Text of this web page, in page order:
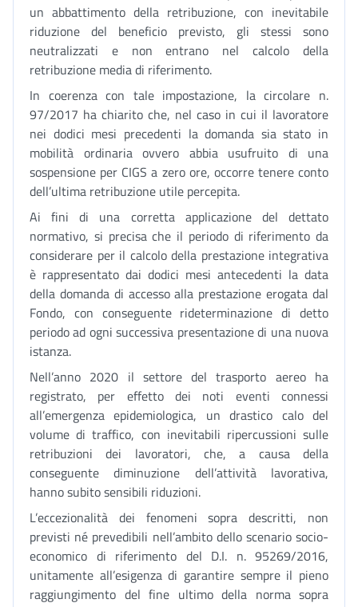
un abbattimento della retribuzione, con inevitabile
riduzione del beneficio previsto, gli stessi sono
neutralizzati e non entrano nel calcolo della
retribuzione media di riferimento.
In coerenza con tale impostazione, la circolare n.
97/2017 ha chiarito che, nel caso in cui il lavoratore
nei dodici mesi precedenti la domanda sia stato in
mobilità ordinaria ovvero abbia usufruito di una
sospensione per CIGS a zero ore, occorre tenere conto
dell’ultima retribuzione utile percepita.
Ai fini di una corretta applicazione del dettato
normativo, si precisa che il periodo di riferimento da
considerare per il calcolo della prestazione integrativa
è rappresentato dai dodici mesi antecedenti la data
della domanda di accesso alla prestazione erogata dal
Fondo, con conseguente rideterminazione di detto
periodo ad ogni successiva presentazione di una nuova
istanza.
Nell’anno 2020 il settore del trasporto aereo ha
registrato, per effetto dei noti eventi connessi
all’emergenza epidemiologica, un drastico calo del
volume di traffico, con inevitabili ripercussioni sulle
retribuzioni dei lavoratori, che, a causa della
conseguente diminuzione dell’attività lavorativa,
hanno subito sensibili riduzioni.
L’eccezionalità dei fenomeni sopra descritti, non
previsti né prevedibili nell’ambito dello scenario socio-
economico di riferimento del D.I. n. 95269/2016,
unitamente all’esigenza di garantire sempre il pieno
raggiungimento del fine ultimo della norma sopra